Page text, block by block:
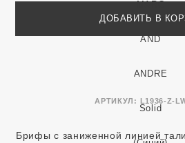
АРТИКУЛ: L1936-Z-
ДОБАВИТЬ В
Брифы с заниженной линией